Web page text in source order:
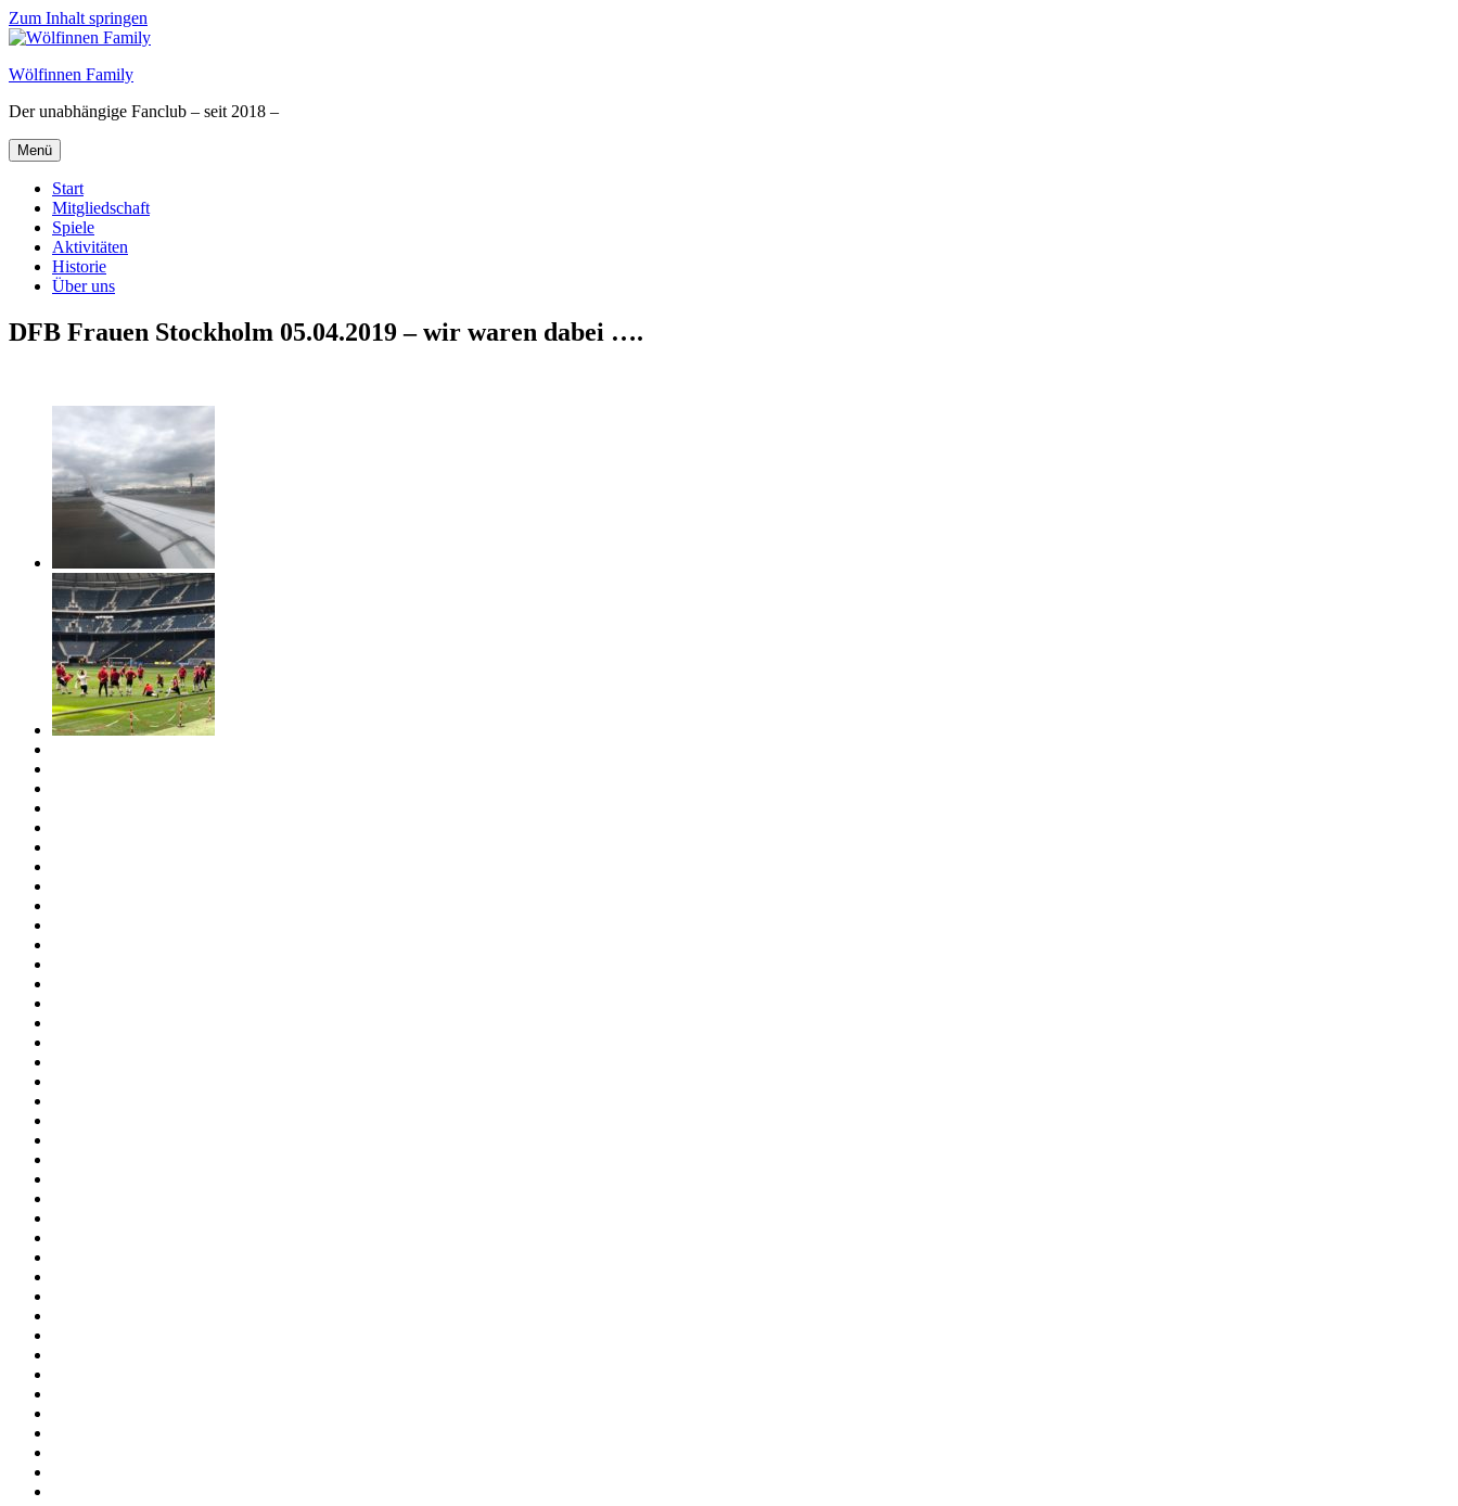
Zum Inhalt springen
Wölfinnen Family
Der unabhängige Fanclub – seit 2018 –
Menü
Start
Mitgliedschaft
Spiele
Aktivitäten
Historie
Über uns
DFB Frauen Stockholm 05.04.2019 – wir waren dabei ….